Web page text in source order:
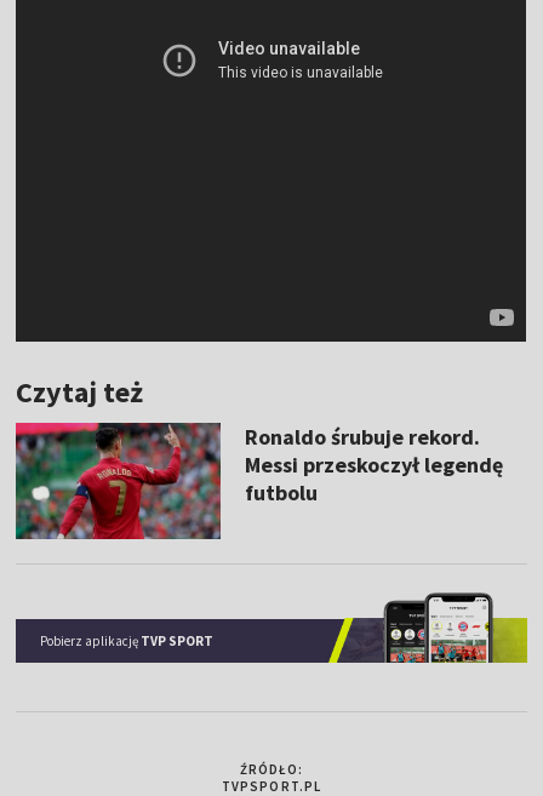
Czytaj też
Ronaldo śrubuje rekord.
Messi przeskoczył legendę
futbolu
Pobierz aplikację TVP SPORT
ŹRÓDŁO:
TVPSPORT.PL